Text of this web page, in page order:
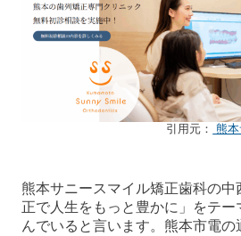
引用元： 熊
熊本サニースマイル矯正歯科の
正で人生をもっと豊かに」をテー
んでいると言います。熊本市電